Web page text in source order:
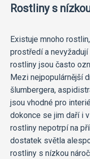
Rostliny s
Existuje mnoho
prostředí a
rostliny jsou často
Mezi nejpopulárnější
šlumbergera,
jsou vhodné pro
dokonce se jim daří i
rostliny nepotrpí na
dostatek světla
rostliny s nízkou